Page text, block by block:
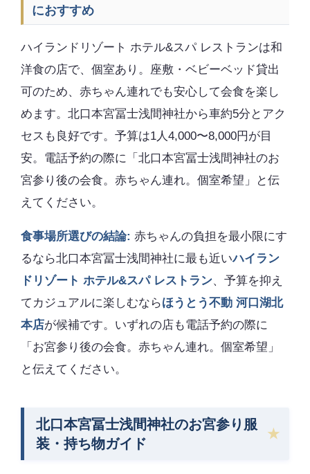
におすすめ
ハイランドリゾート ホテル&スパ レストランは和
洋食の店で、個室あり。座敷・ベビーベッド貸出
可のため、赤ちゃん連れでも安心して会食を楽し
めます。北口本宮冨士浅間神社から車約5分とアク
セスも良好です。予算は1人4,000〜8,000円が目
安。電話予約の際に「北口本宮冨士浅間神社のお
宮参り後の会食。赤ちゃん連れ。個室希望」と伝
えてください。
食事場所選びの結論: 赤ちゃんの負担を最小限にす
るなら北口本宮冨士浅間神社に最も近いハイラン
ドリゾート ホテル&スパ レストラン、予算を抑え
てカジュアルに楽しむならほうとう不動 河口湖北
本店が候補です。いずれの店も電話予約の際に
「お宮参り後の会食。赤ちゃん連れ。個室希望」
と伝えてください。
北口本宮冨士浅間神社のお宮参り服
装・持ち物ガイド